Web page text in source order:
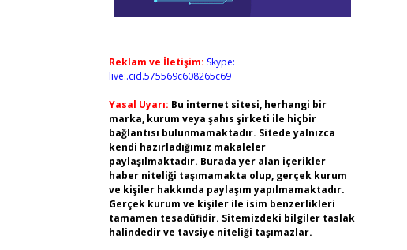
Reklam ve İletişim: Skype:
live:.cid.575569c608265c69
Yasal Uyarı: Bu internet sitesi, herhangi bir
marka, kurum veya şahıs şirketi ile hiçbir
bağlantısı bulunmamaktadır. Sitede yalnızca
kendi hazırladığımız makaleler
paylaşılmaktadır. Burada yer alan içerikler
haber niteliği taşımamakta olup, gerçek kurum
ve kişiler hakkında paylaşım yapılmamaktadır.
Gerçek kurum ve kişiler ile isim benzerlikleri
tamamen tesadüfidir. Sitemizdeki bilgiler taslak
halindedir ve tavsiye niteliği taşımazlar.